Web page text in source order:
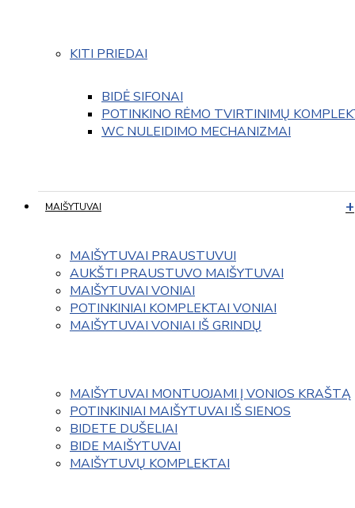
KITI PRIEDAI
BIDĖ SIFONAI
POTINKINO RĖMO TVIRTINIMŲ
WC NULEIDIMO MECHANIZMAI
MAIŠYTUVAI
MAIŠYTUVAI PRAUSTUVUI
AUKŠTI PRAUSTUVO MAIŠYTUVAI
MAIŠYTUVAI VONIAI
POTINKINIAI KOMPLEKTAI VONIAI
MAIŠYTUVAI VONIAI IŠ GRINDŲ
MAIŠYTUVAI MONTUOJAMI Į VONIOS KRAŠTĄ
POTINKINIAI MAIŠYTUVAI IŠ SIENOS
BIDETE DUŠELIAI
BIDE MAIŠYTUVAI
MAIŠYTUVŲ KOMPLEKTAI